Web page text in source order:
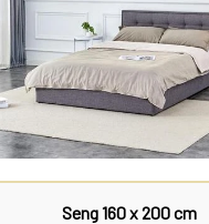
Seng 160 x 200 cm